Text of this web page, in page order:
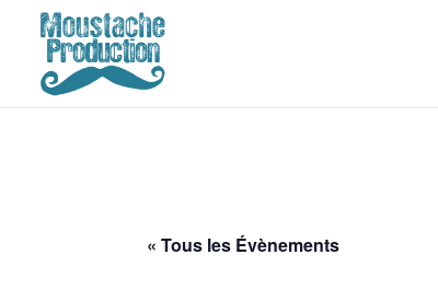
« Tous les Évènements